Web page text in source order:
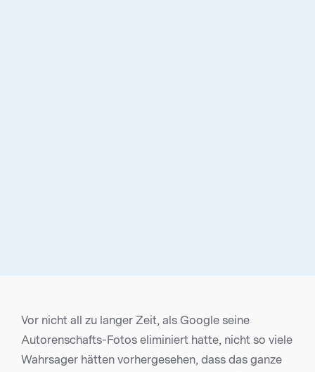
Vor nicht all zu langer Zeit, als Google seine
Autorenschafts-Fotos eliminiert hatte, nicht so viele
Wahrsager hätten vorhergesehen, dass das ganze